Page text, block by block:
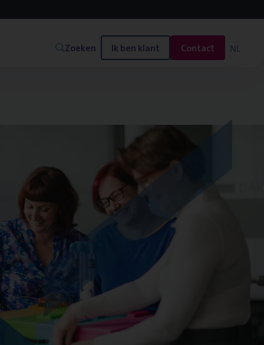
Zoeken Ik ben klant Contact NL